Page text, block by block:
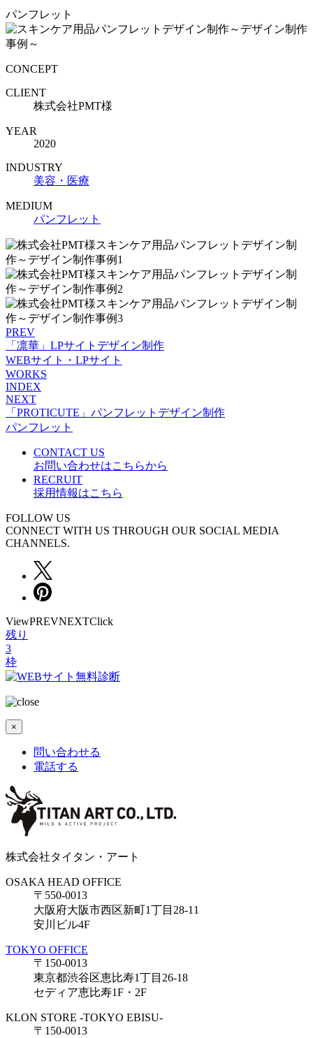
パンフレット
CONCEPT
CLIENT
株式会社PMT様
YEAR
2020
INDUSTRY
美容・医療
MEDIUM
パンフレット
PREV
「凛華」LPサイトデザイン制作
WEBサイト・LPサイト
WORKS
INDEX
NEXT
「PROTICUTE」パンフレットデザイン制作
パンフレット
CONTACT US
お問い合わせはこちらから
RECRUIT
採用情報はこちら
FOLLOW US
CONNECT WITH US THROUGH OUR SOCIAL MEDIA
CHANNELS.
ViewPREVNEXTClick
残り
3
枠
×
問い合わせる
電話する
株式会社タイタン・アート
OSAKA HEAD OFFICE
〒550-0013
大阪府大阪市西区新町1丁目28-11
安川ビル4F
TOKYO OFFICE
〒150-0013
東京都渋谷区恵比寿1丁目26-18
セディア恵比寿1F・2F
KLON STORE -TOKYO EBISU-
〒150-0013